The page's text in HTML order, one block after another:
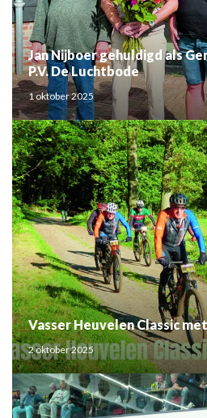
Jan Nijboer gehuldigd als
P.V. De Luchtbode
1 oktober 2025
2 oktober 2025